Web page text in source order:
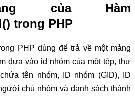
của Hàm
trong PHP
PHP dùng để trả về một mảng
dựa vào id nhóm của một tệp, thư
tên nhóm, ID nhóm (GID), ID
chủ nhóm và danh sách thành